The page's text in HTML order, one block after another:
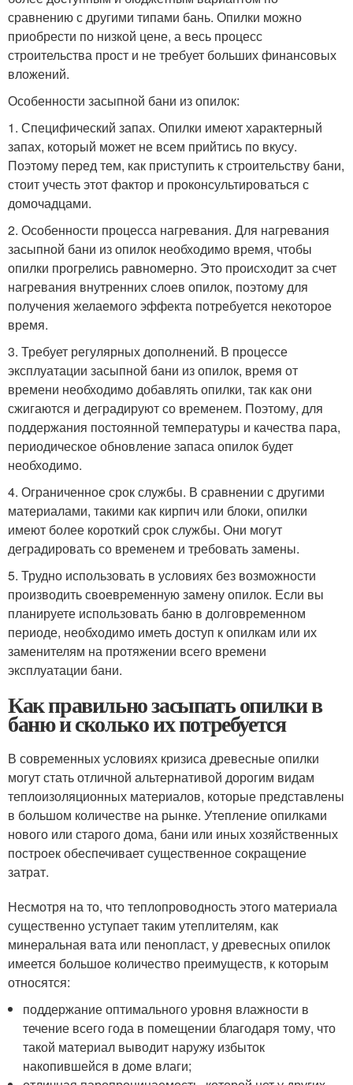
сравнению с другими типами бань. Опилки можно
приобрести по низкой цене, а весь процесс
строительства прост и не требует больших финансовых
вложений.
Особенности засыпной бани из опилок:
1. Специфический запах. Опилки имеют характерный
запах, который может не всем прийтись по вкусу.
Поэтому перед тем, как приступить к строительству бани,
стоит учесть этот фактор и проконсультироваться с
домочадцами.
2. Особенности процесса нагревания. Для нагревания
засыпной бани из опилок необходимо время, чтобы
опилки прогрелись равномерно. Это происходит за счет
нагревания внутренних слоев опилок, поэтому для
получения желаемого эффекта потребуется некоторое
время.
3. Требует регулярных дополнений. В процессе
эксплуатации засыпной бани из опилок, время от
времени необходимо добавлять опилки, так как они
сжигаются и деградируют со временем. Поэтому, для
поддержания постоянной температуры и качества пара,
периодическое обновление запаса опилок будет
необходимо.
4. Ограниченное срок службы. В сравнении с другими
материалами, такими как кирпич или блоки, опилки
имеют более короткий срок службы. Они могут
деградировать со временем и требовать замены.
5. Трудно использовать в условиях без возможности
производить своевременную замену опилок. Если вы
планируете использовать баню в долговременном
периоде, необходимо иметь доступ к опилкам или их
заменителям на протяжении всего времени
эксплуатации бани.
Как правильно засыпать опилки в
баню и сколько их потребуется
В современных условиях кризиса древесные опилки
могут стать отличной альтернативой дорогим видам
теплоизоляционных материалов, которые представлены
в большом количестве на рынке. Утепление опилками
нового или старого дома, бани или иных хозяйственных
построек обеспечивает существенное сокращение
затрат.
Несмотря на то, что теплопроводность этого материала
существенно уступает таким утеплителям, как
минеральная вата или пенопласт, у древесных опилок
имеется большое количество преимуществ, к которым
относятся:
поддержание оптимального уровня влажности в
течение всего года в помещении благодаря тому, что
такой материал выводит наружу избыток
накопившейся в доме влаги;